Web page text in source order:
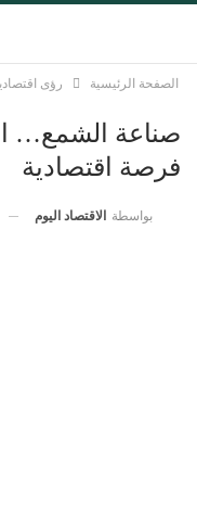
الصفحة الرئيسية رؤى
صناعة الشمع…
فرصة اقتصادية
بواسطة الاقتصاد اليوم